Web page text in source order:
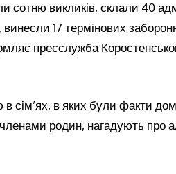
сотню викликів, склали 40
17 термінових
пресслужба
в сім’ях, в яких були факти
родин, нагадують про